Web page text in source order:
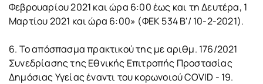
Φεβρουαρίου 2021 και ώρα 6:00 έως και τη Δευτέρα, 1
Μαρτίου 2021 και ώρα 6:00» (ΦΕΚ 534 Β'/ 10-2-2021).
6. Το απόσπασμα πρακτικού της με αριθμ. 176/2021
Συνεδρίασης της Εθνικής Επιτροπής Προστασίας
Δημόσιας Υγείας έναντι του κορωνοιού COVID - 19.